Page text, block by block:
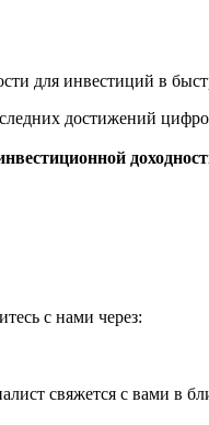
для инвестиций в
достижений
с нами через:
свяжется с вами в